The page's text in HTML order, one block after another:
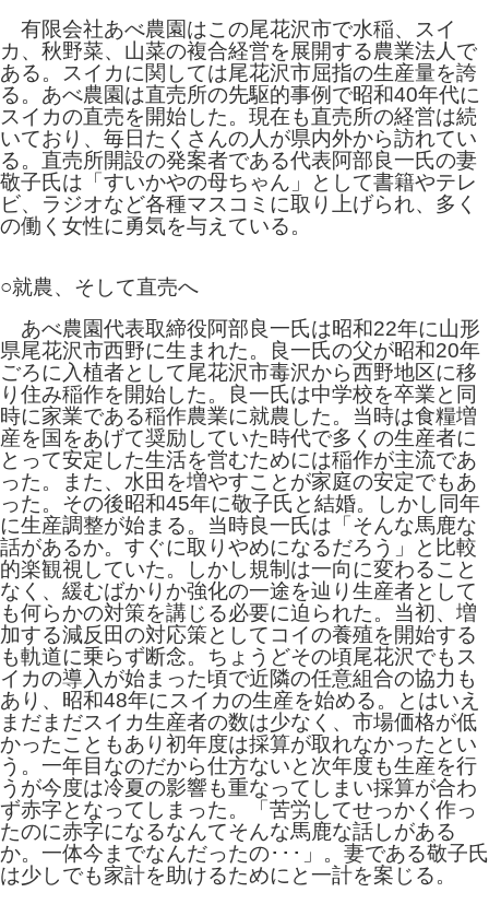
有限会社あべ農園はこの尾花沢市で水稲、スイ
カ、秋野菜、山菜の複合経営を展開する農業法人で
ある。スイカに関しては尾花沢市屈指の生産量を誇
る。あべ農園は直売所の先駆的事例で昭和40年代に
スイカの直売を開始した。現在も直売所の経営は続
いており、毎日たくさんの人が県内外から訪れてい
る。直売所開設の発案者である代表阿部良一氏の妻
敬子氏は「すいかやの母ちゃん」として書籍やテレ
ビ、ラジオなど各種マスコミに取り上げられ、多く
の働く女性に勇気を与えている。
○就農、そして直売へ
あべ農園代表取締役阿部良一氏は昭和22年に山形
県尾花沢市西野に生まれた。良一氏の父が昭和20年
ごろに入植者として尾花沢市毒沢から西野地区に移
り住み稲作を開始した。良一氏は中学校を卒業と同
時に家業である稲作農業に就農した。当時は食糧増
産を国をあげて奨励していた時代で多くの生産者に
とって安定した生活を営むためには稲作が主流であ
った。また、水田を増やすことが家庭の安定でもあ
った。その後昭和45年に敬子氏と結婚。しかし同年
に生産調整が始まる。当時良一氏は「そんな馬鹿な
話があるか。すぐに取りやめになるだろう」と比較
的楽観視していた。しかし規制は一向に変わること
なく、緩むばかりか強化の一途を辿り生産者として
も何らかの対策を講じる必要に迫られた。当初、増
加する減反田の対応策としてコイの養殖を開始する
も軌道に乗らず断念。ちょうどその頃尾花沢でもス
イカの導入が始まった頃で近隣の任意組合の協力も
あり、昭和48年にスイカの生産を始める。とはいえ
まだまだスイカ生産者の数は少なく、市場価格が低
かったこともあり初年度は採算が取れなかったとい
う。一年目なのだから仕方ないと次年度も生産を行
うが今度は冷夏の影響も重なってしまい採算が合わ
ず赤字となってしまった。「苦労してせっかく作っ
たのに赤字になるなんてそんな馬鹿な話しがある
か。一体今までなんだったの･･･」。妻である敬子氏
は少しでも家計を助けるためにと一計を案じる。